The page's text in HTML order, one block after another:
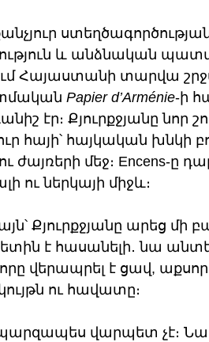
և անձնական
Հայաստանի տարվա
Papier d’Arménie-ի
էր։ Քյուրքջյանը նոր
հայի՝ հայկական խնկի
ժայռերի մեջ։ Encens-ը
ու ներկայի միջև։
Քյուրքջյանը արեց մի
է հասանելի․ նա
վերապրել է ցավ,
ու հավատը։
վարպետ չէ։ Նա